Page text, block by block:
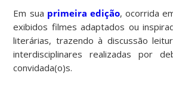
Em sua primeira edição, ocorrida
exibidos filmes adaptados ou
literárias, trazendo à discussão
interdisciplinares realizadas por
convidada(o)s.